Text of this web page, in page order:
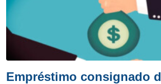
Empréstimo consignado